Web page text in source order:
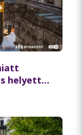
helyett